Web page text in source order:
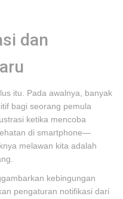
dan
itu. Pada awalnya, banyak
bagi seorang pemula
ketika mencoba
di smartphone—
melawan kita adalah
kebingungan
pengaturan notifikasi dari